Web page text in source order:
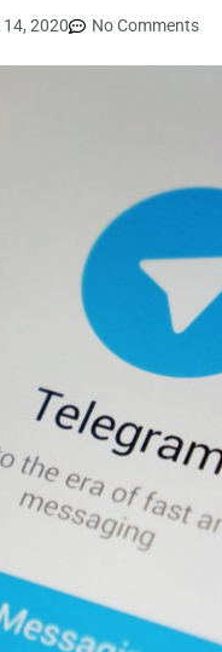
2020 No Comments